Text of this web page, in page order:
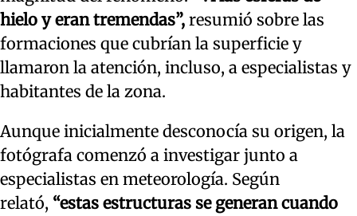
hielo y eran tremendas”, resumió sobre las
formaciones que cubrían la superficie y
llamaron la atención, incluso, a especialistas y
habitantes de la zona.
Aunque inicialmente desconocía su origen, la
fotógrafa comenzó a investigar junto a
especialistas en meteorología. Según
relató, “estas estructuras se generan cuando